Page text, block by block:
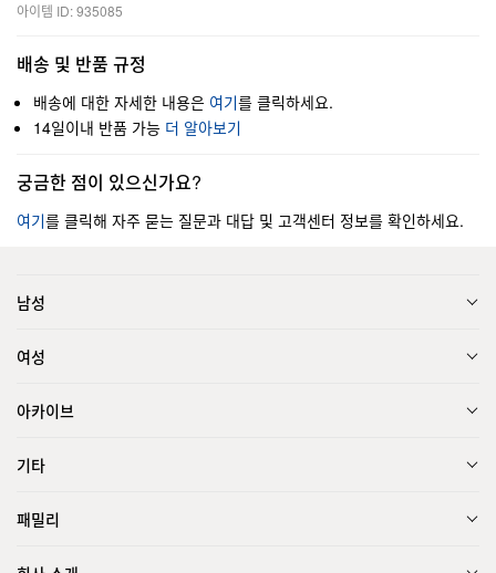
아이템 ID: 935085
배송 및 반품 규정
배송에 대한 자세한 내용은 여기를 클릭하세요.
14일이내 반품 가능 더 알아보기
궁금한 점이 있으신가요?
여기를 클릭해 자주 묻는 질문과 대답 및 고객센터 정보를 확인하세요.
남성
여성
아카이브
기타
패밀리